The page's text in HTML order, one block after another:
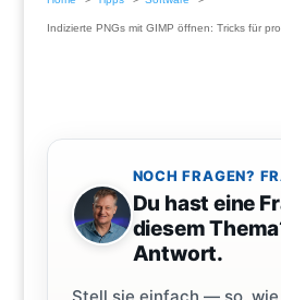
Indizierte PNGs mit GIMP öffnen: Tricks für
NOCH FRAGEN?
Du hast eine
diesem
Antwort.